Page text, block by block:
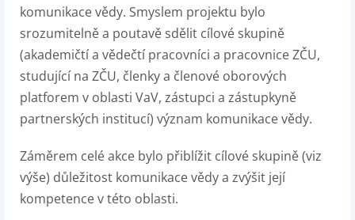
komunikace vědy. Smyslem projektu bylo
srozumitelně a poutavě sdělit cílové skupině
(akademičtí a vědečtí pracovníci a pracovnice ZČU,
studující na ZČU, členky a členové oborových
platforem v oblasti VaV, zástupci a zástupkyně
partnerských institucí) význam komunikace vědy.
Záměrem celé akce bylo přiblížit cílové skupině (viz
výše) důležitost komunikace vědy a zvýšit její
kompetence v této oblasti.